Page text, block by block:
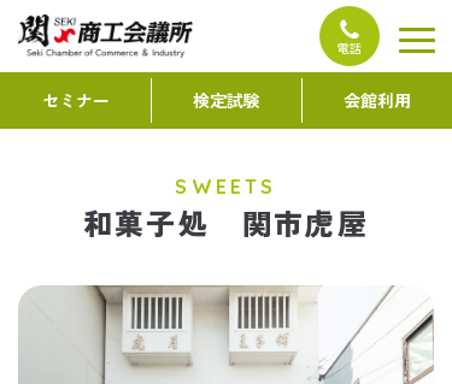
ン
テ
ツ
電話
セミナー 検定試験 会館利用
SWEETS
和菓子処 関市虎屋